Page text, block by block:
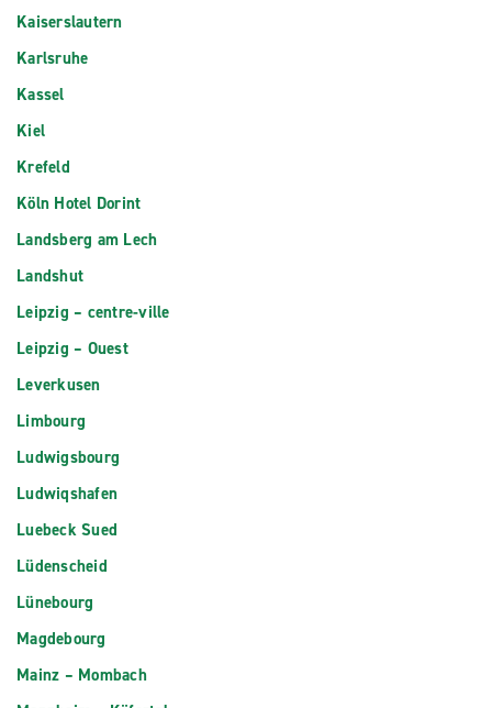
Kaiserslautern
Karlsruhe
Kassel
Kiel
Krefeld
Köln Hotel Dorint
Landsberg am Lech
Landshut
Leipzig – centre-ville
Leipzig – Ouest
Leverkusen
Limbourg
Ludwigsbourg
Ludwiqshafen
Luebeck Sued
Lüdenscheid
Lünebourg
Magdebourg
Mainz – Mombach